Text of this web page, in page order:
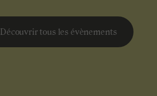
Découvrir tous les évènements